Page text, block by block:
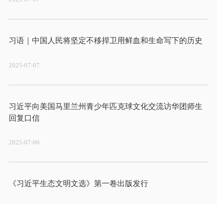
2025-07-07
习近平向美国马里兰州青少年匹克球文化交流访华团师生
回复口信
2025-07-06
《习近平生态文明文选》第一卷出版发行